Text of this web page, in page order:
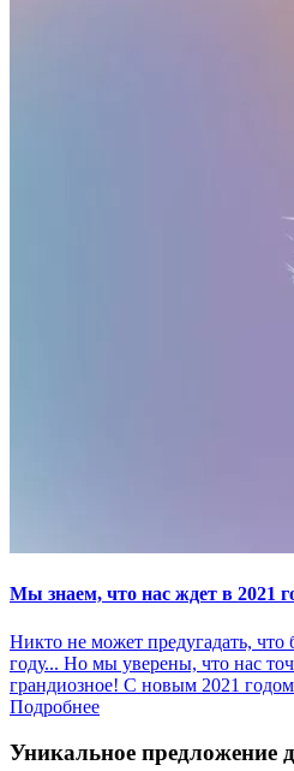
Мы знаем, что нас ждет в 2021
Никто не может предугадать, что
году... Но мы уверены, что нас
грандиозное! С новым 2021
Подробнее
Уникальное предложение